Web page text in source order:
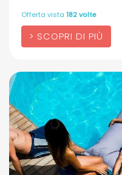
SCOPRI DI PIÙ
Offerta vista 182 volte